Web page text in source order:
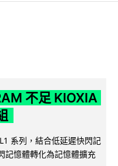
不足 KIOXIA
系列，結合低延遲快閃記
記憶體轉化為記憶體擴充